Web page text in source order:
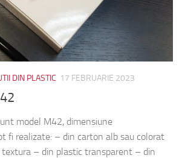
DIN PLASTIC 17 FEBRUARIE 2023
model M42, dimensiune
fi realizate: – din carton alb sau colorat
textura – din plastic transparent – din